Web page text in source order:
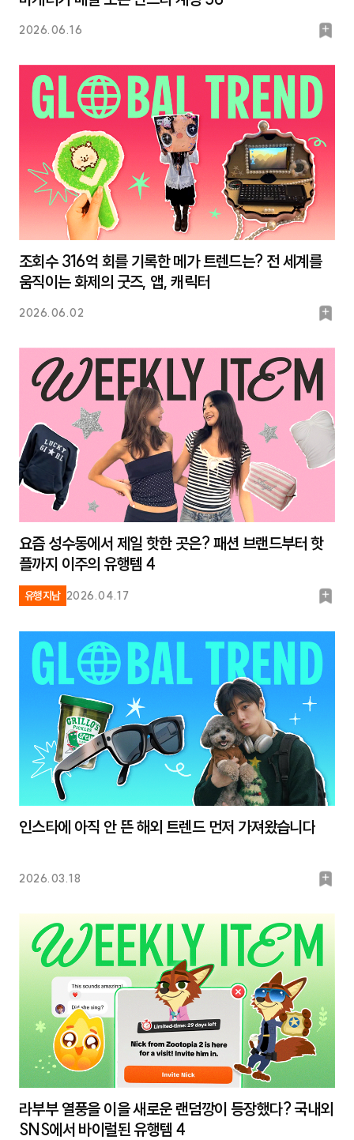
2026.06.16
북
크
조회수 316억 회를 기록한 메가 트렌드는? 전 세계를
움직이는 화제의 굿즈, 앱, 캐릭터
2026.06.02
북
크
요즘 성수동에서 제일 핫한 곳은? 패션 브랜드부터 핫
플까지 이주의 유행템 4
유행지남 2026.04.17
북
크
인스타에 아직 안 뜬 해외 트렌드 먼저 가져왔습니다
2026.03.18
북
크
라부부 열풍을 이을 새로운 랜덤깡이 등장했다? 국내외
SNS에서 바이럴된 유행템 4